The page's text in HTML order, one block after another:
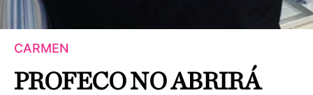
CARMEN
PROFECO NO ABRIRÁ